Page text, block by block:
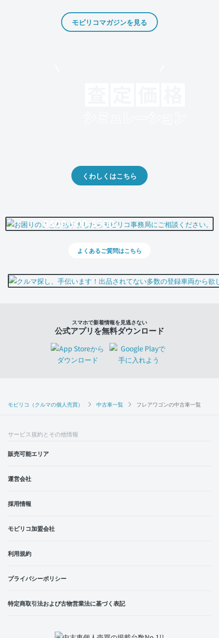
モビリコ（クルマの個人売買） 中古車一覧 フレアワゴンの中古車一覧
モビリコマガジンを見る
くわしくはこちら
0800-500-5500
よくあるご質問はこちら
スマホで新着情報を見逃さない
公式アプリを無料ダウンロード
サービス規約とその他情報
販売可能エリア
運営会社
採用情報
モビリコ加盟会社
利用規約
プライバシーポリシー
特定商取引法および古物営業法に基づく表記